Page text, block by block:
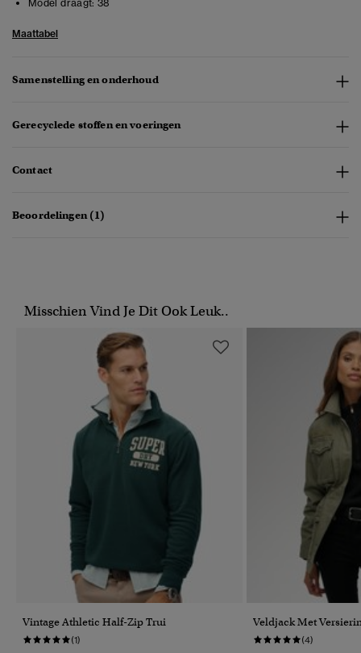
Model draagt: 38
Maattabel
Samenstelling en onderhoud
Gerecyclede stoffen en voeringen
Contact
Beoordelingen (1)
Misschien Vind Je Dit Ook Leuk..
Vintage Athletic Half-Zip Trui
(1)
Veldjack Met
(4)